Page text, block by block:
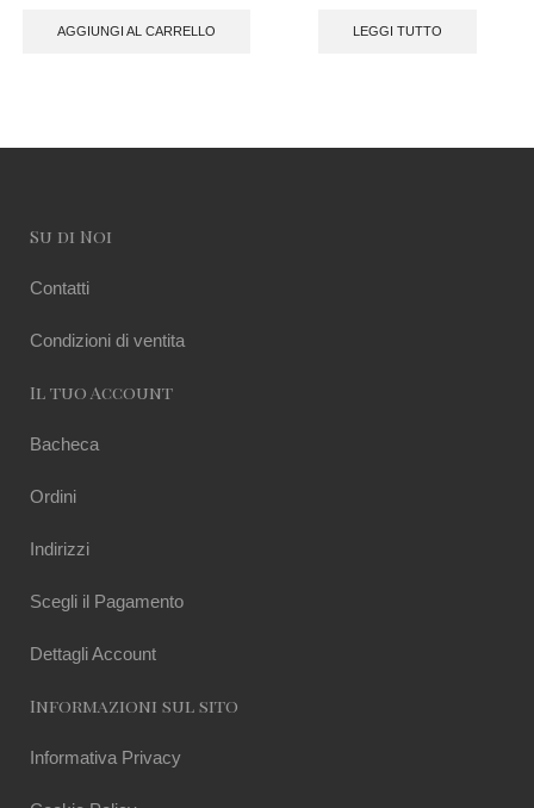
AGGIUNGI AL CARRELLO LEGGI TUTTO
Su di Noi
Contatti
Condizioni di ventita
Il tuo Account
Bacheca
Ordini
Indirizzi
Scegli il Pagamento
Dettagli Account
Informazioni sul sito
Informativa Privacy